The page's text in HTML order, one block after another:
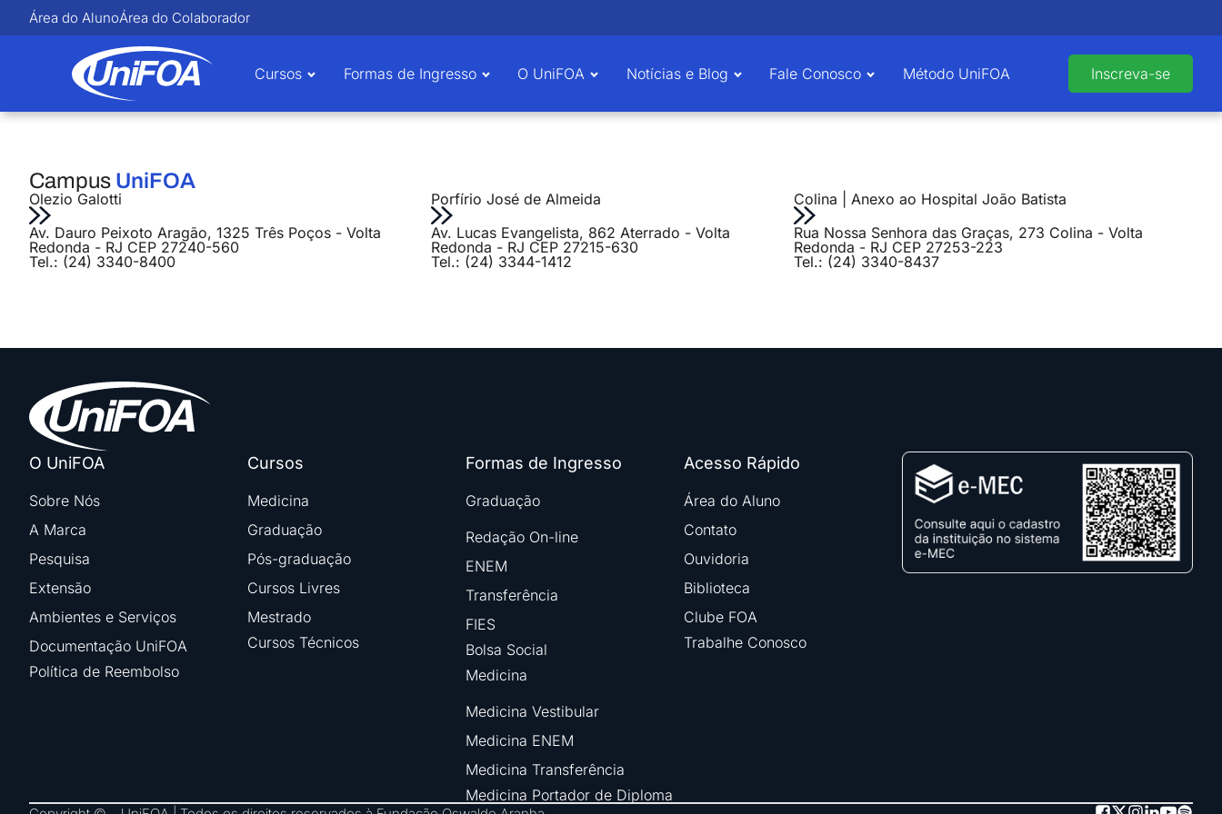
Área do AlunoÁrea do Colaborador
Cursos Formas de Ingresso O UniFOA Notícias e Blog Fale Conosco Método UniFOA Inscreva-se
Campus UniFOA
Olezio Galotti
Av. Dauro Peixoto Aragão, 1325 Três Poços - Volta
Redonda - RJ CEP 27240-560
Tel.: (24) 3340-8400
Porfírio José de Almeida
Av. Lucas Evangelista, 862 Aterrado - Volta
Redonda - RJ CEP 27215-630
Tel.: (24) 3344-1412
Colina | Anexo ao Hospital João Batista
Rua Nossa Senhora das Graças, 273 Colina - Volta
Redonda - RJ CEP 27253-223
Tel.: (24) 3340-8437
O UniFOA
Sobre Nós
A Marca
Pesquisa
Extensão
Ambientes e Serviços
Documentação UniFOA
Política de Reembolso
Cursos
Medicina
Graduação
Pós-graduação
Cursos Livres
Mestrado
Cursos Técnicos
Formas de Ingresso
Graduação
Redação On-line
ENEM
Transferência
FIES
Bolsa Social
Medicina
Medicina Vestibular
Medicina ENEM
Medicina Transferência
Medicina Portador de Diploma
Acesso Rápido
Área do Aluno
Contato
Ouvidoria
Biblioteca
Clube FOA
Trabalhe Conosco